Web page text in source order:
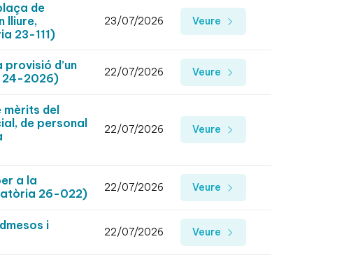
de
lliure,
23-111)
23/07/2026 Veure
d’un
24-2026)
22/07/2026 Veure
del
de personal
22/07/2026 Veure
a la
26-022)
22/07/2026 Veure
i
22/07/2026 Veure